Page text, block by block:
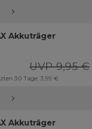
Akkuträger
UVP 9,95 €
30 Tage: 3,99 €
Akkuträger